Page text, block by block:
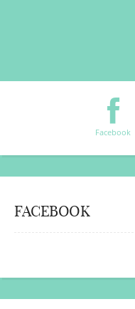
Facebook
FACEBOOK